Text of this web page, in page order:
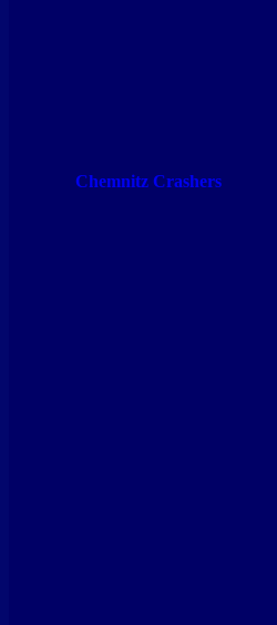
Chemnitz Crashers